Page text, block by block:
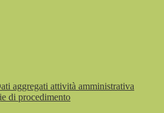
aggregati attività amministrativa
di procedimento